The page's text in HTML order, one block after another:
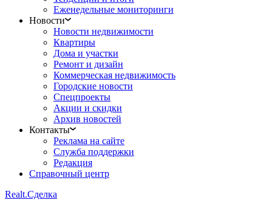
Еженедельные мониторинги
Новости
Новости недвижимости
Квартиры
Дома и участки
Ремонт и дизайн
Коммерческая недвижимость
Городские новости
Спецпроекты
Акции и скидки
Архив новостей
Контакты
Реклама на сайте
Служба поддержки
Редакция
Справочный центр
Realt.Сделка